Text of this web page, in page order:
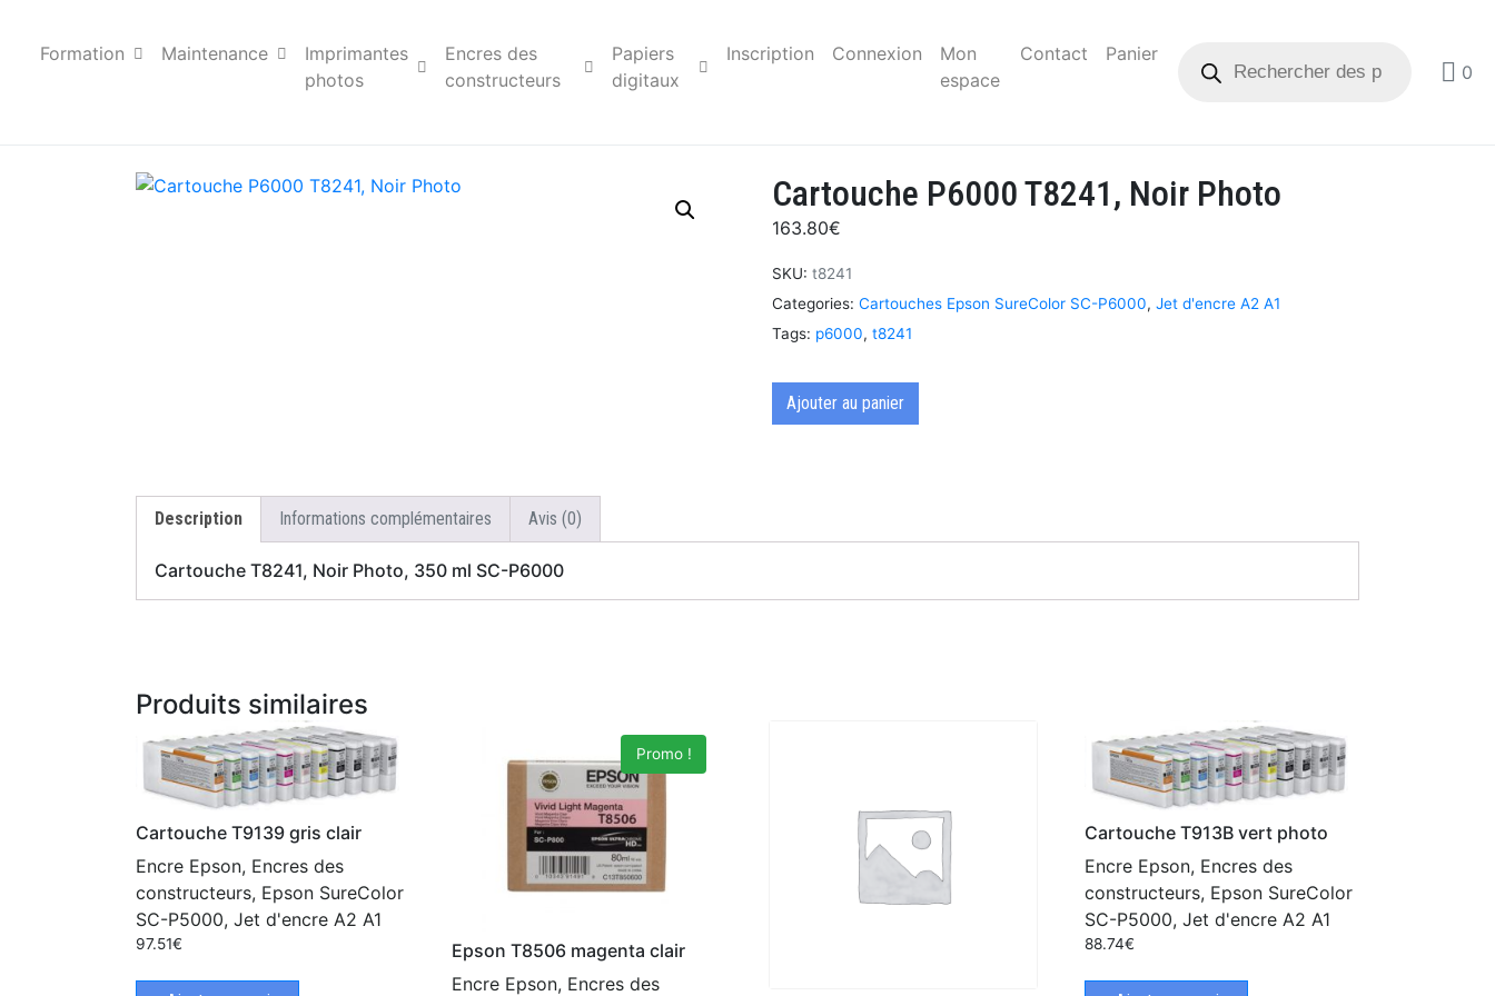
Formation Maintenance
Imprimantes
photos
Encres des
constructeurs
Papiers
digitaux
Inscription Connexion
Mon
espace
Contact
Panier
0
Cartouche P6000 T8241, Noir Photo
163.80€
SKU: t8241
Categories: Cartouches Epson SureColor SC-P6000, Jet d'encre A2 A1
Tags: p6000, t8241
Ajouter au panier
Description Informations complémentaires Avis (0)
Cartouche T8241, Noir Photo, 350 ml SC-P6000
Produits similaires
Cartouche T9139 gris clair
Encre Epson, Encres des
constructeurs, Epson SureColor
SC-P5000, Jet d'encre A2 A1
97.51€
Promo !
Epson T8506 magenta clair
Encre Epson, Encres des
Cartouche T913B vert photo
Encre Epson, Encres des
constructeurs, Epson SureColor
SC-P5000, Jet d'encre A2 A1
88.74€